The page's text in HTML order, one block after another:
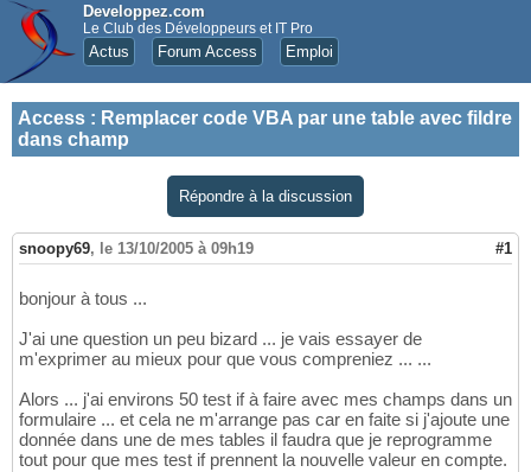
Developpez.com
Le Club des Développeurs et IT Pro
Actus Forum Access Emploi
Access : Remplacer code VBA par une table avec fildre
dans champ
Répondre à la discussion
snoopy69, le 13/10/2005 à 09h19 #1
bonjour à tous ...
J'ai une question un peu bizard ... je vais essayer de
m'exprimer au mieux pour que vous compreniez ... ...
Alors ... j'ai environs 50 test if à faire avec mes champs dans un
formulaire ... et cela ne m'arrange pas car en faite si j'ajoute une
donnée dans une de mes tables il faudra que je reprogramme
tout pour que mes test if prennent la nouvelle valeur en compte.